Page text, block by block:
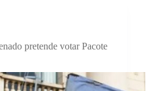
pretende votar Pacote